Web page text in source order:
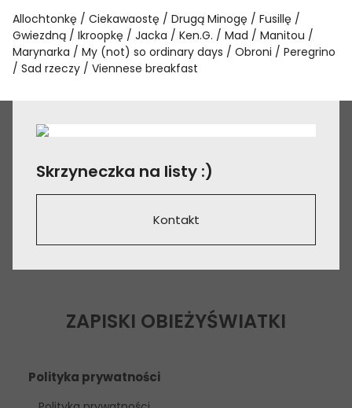
Allochtonkę Ciekawaostę Drugą Minogę
Fusillę
Gwiezdną
Ikroopkę Jacka Ken.G. Mad
Manitou
Marynarka
My (not) so ordinary days Obroni
Peregrino
Sad rzeczy
Viennese breakfast
Skrzyneczka na listy :)
Kontakt
ZAPISKI OBIEŻYŚWIATKI
Polityka prywatności